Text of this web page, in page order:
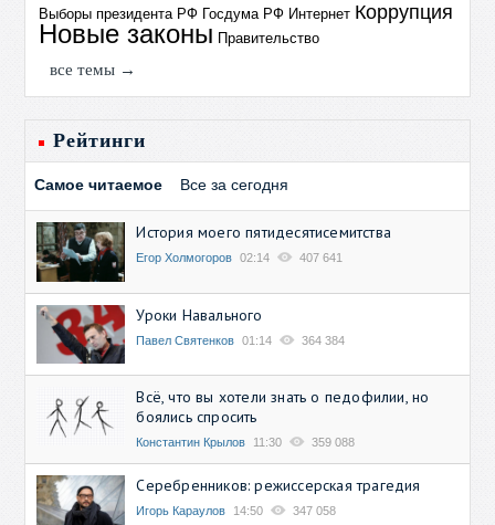
Выборы президента РФ Госдума РФ Интернет Коррупция
Новые законы Правительство
все темы →
Рейтинги
Самое читаемое Все за сегодня
История моего пятидесятисемитства
Егор Холмогоров 02:14 407 641
Уроки Навального
Павел Святенков 01:14 364 384
Всё, что вы хотели знать о педофилии, но
боялись спросить
Константин Крылов 11:30 359 088
Серебренников: режиссерская трагедия
Игорь Караулов 14:50 347 058